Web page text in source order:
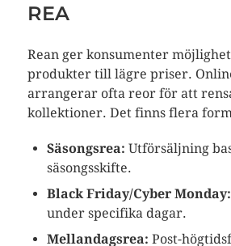
REA
Rean ger konsumenter
produkter till lägre priser.
arrangerar ofta reor för att
kollektioner. Det finns flera
Säsongsrea: Utförsäljning
säsongsskifte.
Black Friday/Cyber Monday:
under specifika dagar.
Mellandagsrea: Post-